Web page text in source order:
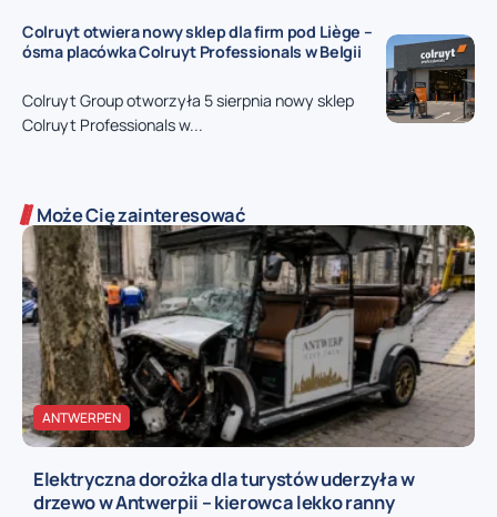
Colruyt otwiera nowy sklep dla firm pod Liège –
ósma placówka Colruyt Professionals w Belgii
Colruyt Group otworzyła 5 sierpnia nowy sklep
Colruyt Professionals w...
Może Cię zainteresować
ANTWERPEN
Elektryczna dorożka dla turystów uderzyła w
drzewo w Antwerpii – kierowca lekko ranny